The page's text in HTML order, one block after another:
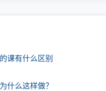
课有什么区别
什么这样做？